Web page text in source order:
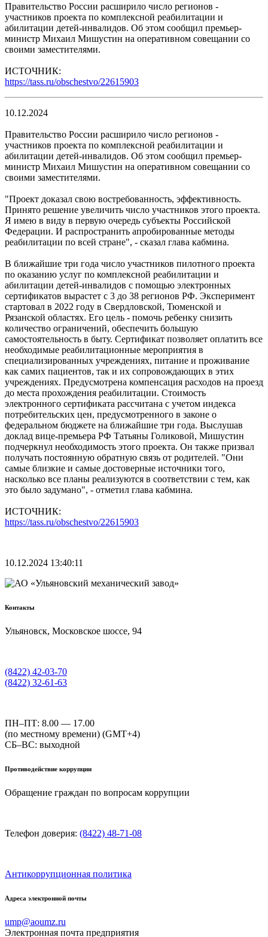
Правительство России расширило число регионов -
участников проекта по комплексной реабилитации и
абилитации детей-инвалидов. Об этом сообщил премьер-
министр Михаил Мишустин на оперативном совещании со
своими заместителями.
ИСТОЧНИК:
https://tass.ru/obschestvo/22615903
10.12.2024
Правительство России расширило число регионов -
участников проекта по комплексной реабилитации и
абилитации детей-инвалидов. Об этом сообщил премьер-
министр Михаил Мишустин на оперативном совещании со
своими заместителями.
"Проект доказал свою востребованность, эффективность.
Принято решение увеличить число участников этого проекта.
Я имею в виду в первую очередь субъекты Российской
Федерации. И распространить апробированные методы
реабилитации по всей стране", - сказал глава кабмина.
В ближайшие три года число участников пилотного проекта
по оказанию услуг по комплексной реабилитации и
абилитации детей-инвалидов с помощью электронных
сертификатов вырастет с 3 до 38 регионов РФ. Эксперимент
стартовал в 2022 году в Свердловской, Тюменской и
Рязанской областях. Его цель - помочь ребенку снизить
количество ограничений, обеспечить большую
самостоятельность в быту. Сертификат позволяет оплатить все
необходимые реабилитационные мероприятия в
специализированных учреждениях, питание и проживание
как самих пациентов, так и их сопровождающих в этих
учреждениях. Предусмотрена компенсация расходов на проезд
до места прохождения реабилитации. Стоимость
электронного сертификата рассчитана с учетом индекса
потребительских цен, предусмотренного в законе о
федеральном бюджете на ближайшие три года. Выслушав
доклад вице-премьера РФ Татьяны Голиковой, Мишустин
подчеркнул необходимость этого проекта. Он также призвал
получать постоянную обратную связь от родителей. "Они
самые близкие и самые достоверные источники того,
насколько все планы реализуются в соответствии с тем, как
это было задумано", - отметил глава кабмина.
ИСТОЧНИК:
https://tass.ru/obschestvo/22615903
10.12.2024 13:40:11
Контакты
Ульяновск, Московское шоссе, 94
(8422) 42-03-70
(8422) 32-61-63
ПН–ПТ: 8.00 — 17.00
(по местному времени) (GMT+4)
СБ–ВС: выходной
Противодействие коррупции
Обращение граждан по вопросам коррупции
Телефон доверия: (8422) 48-71-08
Антикоррупционная политика
Адреса электронной почты
ump@aoumz.ru
Электронная почта предприятия